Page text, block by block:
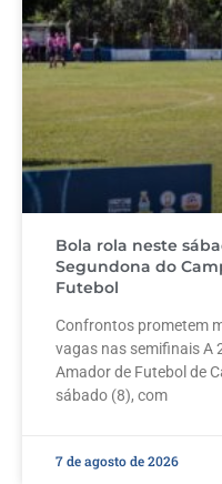
Bola rola neste
Segundona do
Futebol
Confrontos prometem
vagas nas semifinais A
Amador de Futebol de
sábado (8), com
7 de agosto de 2026